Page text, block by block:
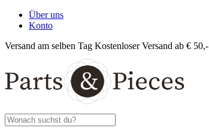
Über uns
Konto
Versand am selben Tag Kostenloser Versand ab € 50,-